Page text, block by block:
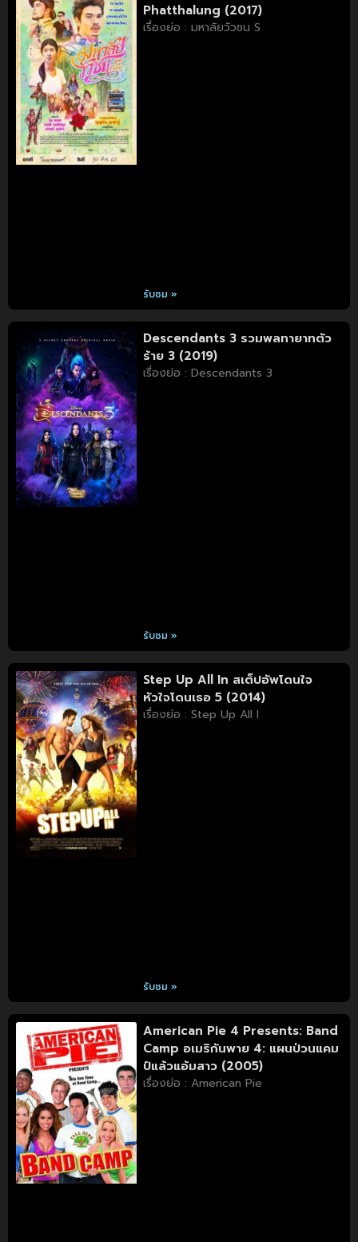
Phatthalung (2017)
เรื่องย่อ : มหาลัยวัวชน S
รับชม »
Descendants 3 รวมพลทายาทตัว
ร้าย 3 (2019)
เรื่องย่อ : Descendants 3
รับชม »
Step Up All In สเต็ปอัพโดนใจ
หัวใจโดนเธอ 5 (2014)
เรื่องย่อ : Step Up All I
รับชม »
American Pie 4 Presents: Band
Camp อเมริกันพาย 4: แผนป่วนแคม
ป์แล้วแอ้มสาว (2005)
เรื่องย่อ : American Pie